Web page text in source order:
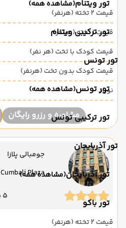
تور ویتنام(مشاهده همه)
تور ترکیبی ویتنام
تور تونس
تور تونس(مشاهده همه)
تور ترکیبی تونس
تور آذربایجان
تور آذربایجان(مشاهده همه)
تور باکو
قیمت 2 تخته (هرنفر)
قیمت 1 تخته (هرنفر)
قیمت کودک با تخت (هر نفر)
قیمت کودک بدون تخت (هرنفر)
نوزاد
مشاوره و رزرو رایگان
جومبالی پلازا
Cumbali Plaza
5 شب
قیمت 2 تخته (هرنفر)